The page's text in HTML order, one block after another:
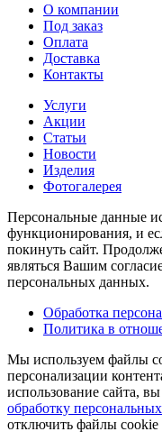
О компании
Под заказ
Оплата
Доставка
Контакты
Услуги
Акции
Статьи
Новости
Изделия
Фотогалерея
Персональные данные
функционирования, и
покинуть сайт.
являться Вашим
персональных данных.
Обработка
Политика в
Мы используем файлы
персонализации
использование сайта, вы
обработку
отключить файлы cookie